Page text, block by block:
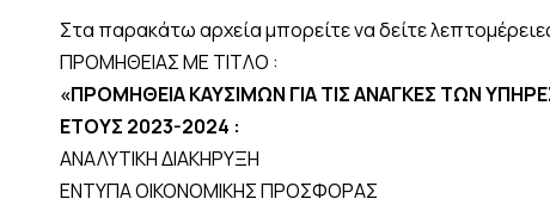
Στα παρακάτω αρχεία μπορείτε να δείτε
ΠΡΟΜΗΘΕΙΑΣ ΜΕ ΤΙΤΛΟ :
«ΠΡΟΜΗΘΕΙΑ ΚΑΥΣΙΜΩΝ ΓΙΑ ΤΙΣ ΑΝΑΓΚΕΣ ΤΩΝ
ΕΤΟΥΣ 2023-2024 :
ΑΝΑΛΥΤΙΚΗ ΔΙΑΚΗΡΥΞΗ
ΕΝΤΥΠΑ ΟΙΚΟΝΟΜΙΚΗΣ ΠΡΟΣΦΟΡΑΣ